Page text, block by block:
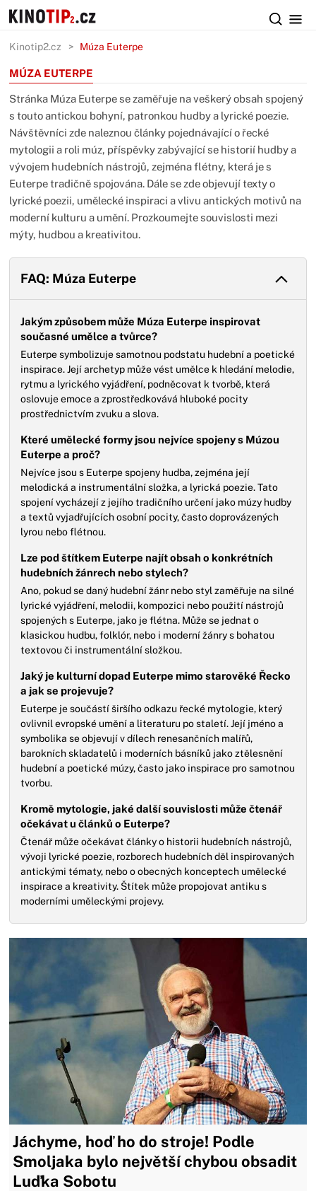
Kinotip2.cz Múza Euterpe
MÚZA EUTERPE
Stránka Múza Euterpe se zaměřuje na veškerý obsah spojený
s touto antickou bohyní, patronkou hudby a lyrické poezie.
Návštěvníci zde naleznou články pojednávající o řecké
mytologii a roli múz, příspěvky zabývající se historií hudby a
vývojem hudebních nástrojů, zejména flétny, která je s
Euterpe tradičně spojována. Dále se zde objevují texty o
lyrické poezii, umělecké inspiraci a vlivu antických motivů na
moderní kulturu a umění. Prozkoumejte souvislosti mezi
mýty, hudbou a kreativitou.
FAQ: Múza Euterpe
Jakým způsobem může Múza Euterpe inspirovat
současné umělce a tvůrce?
Euterpe symbolizuje samotnou podstatu hudební a poetické
inspirace. Její archetyp může vést umělce k hledání melodie,
rytmu a lyrického vyjádření, podněcovat k tvorbě, která
oslovuje emoce a zprostředkovává hluboké pocity
prostřednictvím zvuku a slova.
Které umělecké formy jsou nejvíce spojeny s Múzou
Euterpe a proč?
Nejvíce jsou s Euterpe spojeny hudba, zejména její
melodická a instrumentální složka, a lyrická poezie. Tato
spojení vycházejí z jejího tradičního určení jako múzy hudby
a textů vyjadřujících osobní pocity, často doprovázených
lyrou nebo flétnou.
Lze pod štítkem Euterpe najít obsah o konkrétních
hudebních žánrech nebo stylech?
Ano, pokud se daný hudební žánr nebo styl zaměřuje na silné
lyrické vyjádření, melodii, kompozici nebo použití nástrojů
spojených s Euterpe, jako je flétna. Může se jednat o
klasickou hudbu, folklór, nebo i moderní žánry s bohatou
textovou či instrumentální složkou.
Jaký je kulturní dopad Euterpe mimo starověké Řecko
a jak se projevuje?
Euterpe je součástí širšího odkazu řecké mytologie, který
ovlivnil evropské umění a literaturu po staletí. Její jméno a
symbolika se objevují v dílech renesančních malířů,
barokních skladatelů i moderních básníků jako ztělesnění
hudební a poetické múzy, často jako inspirace pro samotnou
tvorbu.
Kromě mytologie, jaké další souvislosti může čtenář
očekávat u článků o Euterpe?
Čtenář může očekávat články o historii hudebních nástrojů,
vývoji lyrické poezie, rozborech hudebních děl inspirovaných
antickými tématy, nebo o obecných konceptech umělecké
inspirace a kreativity. Štítek může propojovat antiku s
moderními uměleckými projevy.
Jáchyme, hoď ho do stroje! Podle
Smoljaka bylo největší chybou obsadit
Luďka Sobotu